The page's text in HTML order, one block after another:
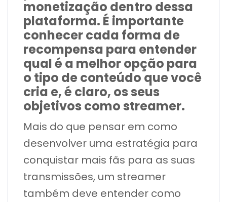
monetização dentro dessa
plataforma. É importante
conhecer cada forma de
recompensa para entender
qual é a melhor opção para
o tipo de conteúdo que você
cria e, é claro, os seus
objetivos como streamer.
Mais do que pensar em como
desenvolver uma estratégia para
conquistar mais fãs para as suas
transmissões, um streamer
também deve entender como